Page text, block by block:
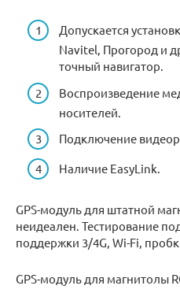
Допускается
Navitel, Прогород и
точный навигатор.
Воспроизведение
носителей.
Подключение
Наличие EasyLink.
GPS-модуль для штатной
неидеален. Тестирование
поддержки 3/4G, Wi-Fi,
GPS-модуль для магнитолы